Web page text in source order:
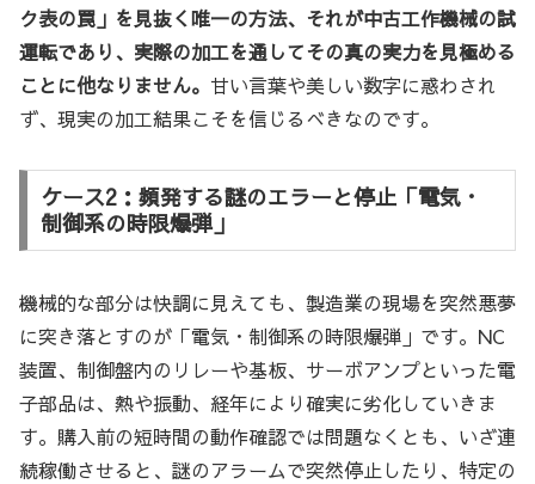
ク表の罠」を見抜く唯一の方法、それが中古工作機械の試
運転であり、実際の加工を通してその真の実力を見極める
ことに他なりません。 甘い言葉や美しい数字に惑わされ
ず、現実の加工結果こそを信じるべきなのです。
ケース2：頻発する謎のエラーと停止「電気・
制御系の時限爆弾」
機械的な部分は快調に見えても、製造業の現場を突然悪夢
に突き落とすのが「電気・制御系の時限爆弾」です。NC
装置、制御盤内のリレーや基板、サーボアンプといった電
子部品は、熱や振動、経年により確実に劣化していきま
す。購入前の短時間の動作確認では問題なくとも、いざ連
続稼働させると、謎のアラームで突然停止したり、特定の